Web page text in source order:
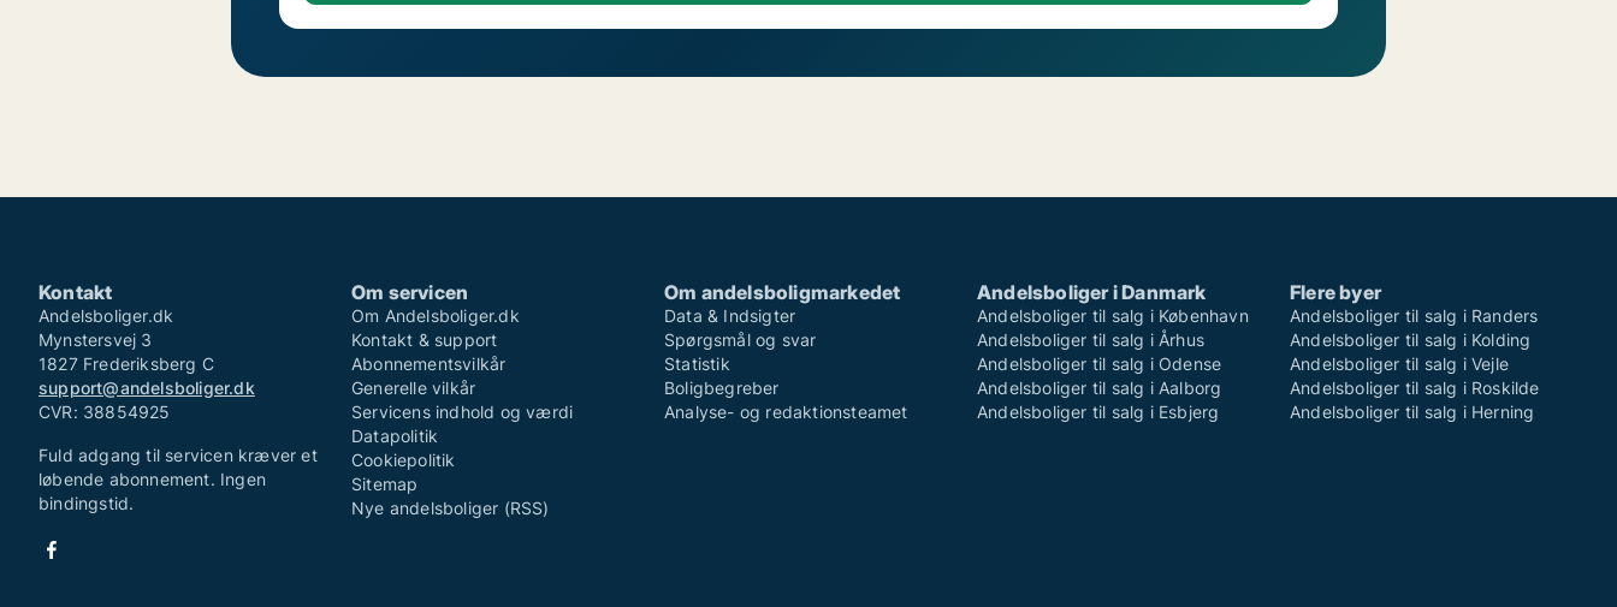
Kontakt
Andelsboliger.dk
Mynstersvej 3
1827 Frederiksberg C
support@andelsboliger.dk
CVR: 38854925
Fuld adgang til servicen kræver et
løbende abonnement. Ingen
bindingstid.
Om servicen
Om Andelsboliger.dk
Kontakt & support
Abonnementsvilkår
Generelle vilkår
Servicens indhold og værdi
Datapolitik
Cookiepolitik
Sitemap
Nye andelsboliger (RSS)
Om andelsboligmarkedet
Data & Indsigter
Spørgsmål og svar
Statistik
Boligbegreber
Analyse- og redaktionsteamet
Andelsboliger i Danmark
Andelsboliger til salg i København
Andelsboliger til salg i Århus
Andelsboliger til salg i Odense
Andelsboliger til salg i Aalborg
Andelsboliger til salg i Esbjerg
Flere byer
Andelsboliger til salg i Randers
Andelsboliger til salg i Kolding
Andelsboliger til salg i Vejle
Andelsboliger til salg i Roskilde
Andelsboliger til salg i Herning